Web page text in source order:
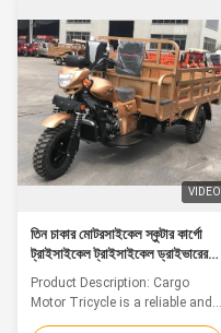
capability of the enterprise.
Kaizen's goal is to become a
model of professional,
standardized and people...
VIDEO
তিন চাকার মোটরসাইকেল স্কুটার কার্গো
ট্রাইসাইকেল ট্রাইসাইকেল ড্রাইভারের
কেবিন ওয়াটার কুলিং সহ পেট্রল টাইপ
Product Description: Cargo
Motor Tricycle is a reliable and
stylish mode of transportation